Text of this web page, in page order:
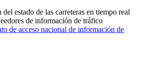
estado de las carreteras en tiempo real
de información de tráfico
de acceso nacional de información de